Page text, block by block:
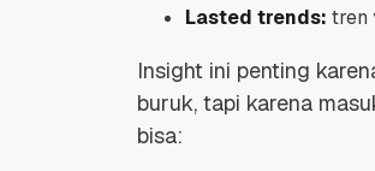
Lasted trends: tren
Insight ini penting
buruk, tapi karena
bisa: